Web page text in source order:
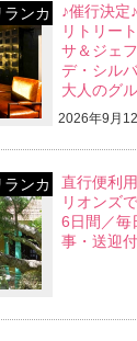
ランカ
♪催行決
リトリー
サ＆ジェ
デ・シル
大人のグ
2026年9月
ランカ
直行便利
リオンズ
6日間／毎
事・送迎